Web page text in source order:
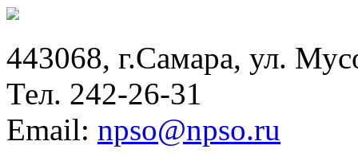
443068, г.Самара, ул.
Тел. 242-26-31
Email: npso@npso.ru